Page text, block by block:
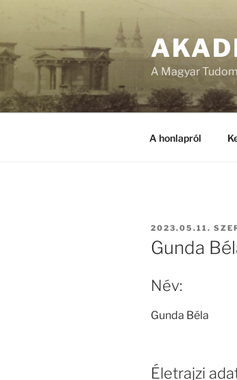
A Magyar
A honlapról
BEKÜLDVE:
2023.05.11.
Gunda
Név:
Gunda Béla
Életrajzi